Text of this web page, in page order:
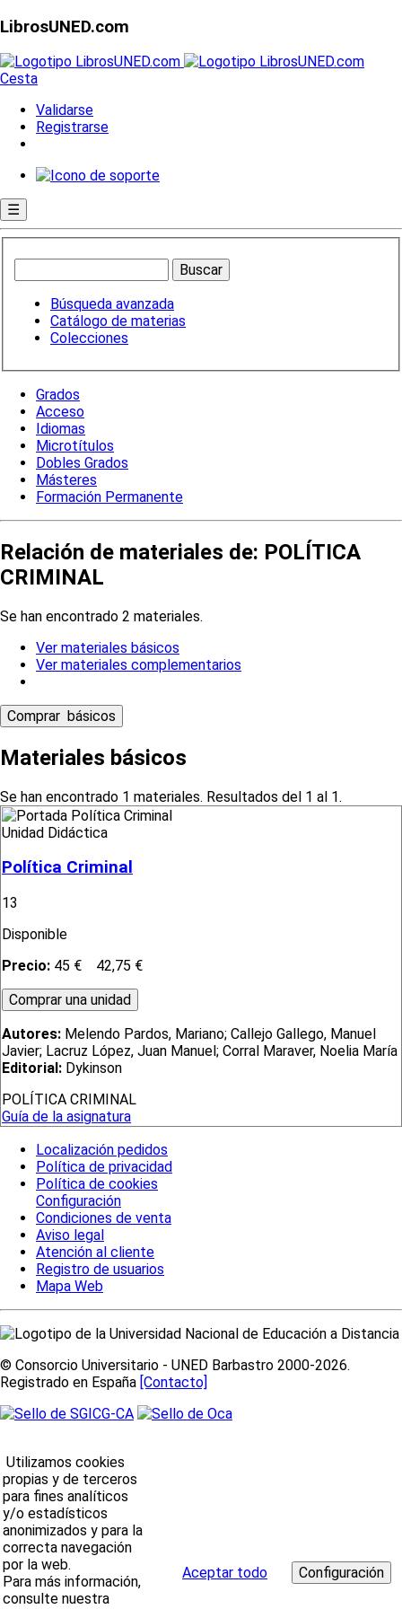
LibrosUNED.com
Cesta
Validarse
Registrarse
☰
Búsqueda avanzada
Catálogo de materias
Colecciones
Grados
Acceso
Idiomas
Microtítulos
Dobles Grados
Másteres
Formación Permanente
Relación de materiales de: POLÍTICA
CRIMINAL
Se han encontrado 2 materiales.
Ver materiales básicos
Ver materiales complementarios
Materiales básicos
Se han encontrado 1 materiales. Resultados del 1 al 1.
Unidad Didáctica
Política Criminal
13
Disponible
Precio: 45 € 42,75 €
Autores: Melendo Pardos, Mariano; Callejo Gallego, Manuel
Javier; Lacruz López, Juan Manuel; Corral Maraver, Noelia María
Editorial: Dykinson
POLÍTICA CRIMINAL
Guía de la asignatura
Localización pedidos
Política de privacidad
Política de cookies
Configuración
Condiciones de venta
Aviso legal
Atención al cliente
Registro de usuarios
Mapa Web
© Consorcio Universitario - UNED Barbastro 2000-2026.
Registrado en España [Contacto]
Utilizamos cookies
propias y de terceros
para fines analíticos
y/o estadísticos
anonimizados y para la
correcta navegación
por la web.
Para más información,
consulte nuestra
Aceptar todo